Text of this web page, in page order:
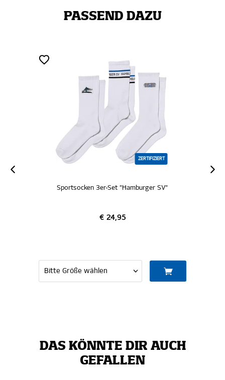
PASSEND DAZU
ZERTIFIZIERT
Sportsocken 3er-Set "Hamburger SV"
€ 24,95
DAS KÖNNTE DIR AUCH
GEFALLEN